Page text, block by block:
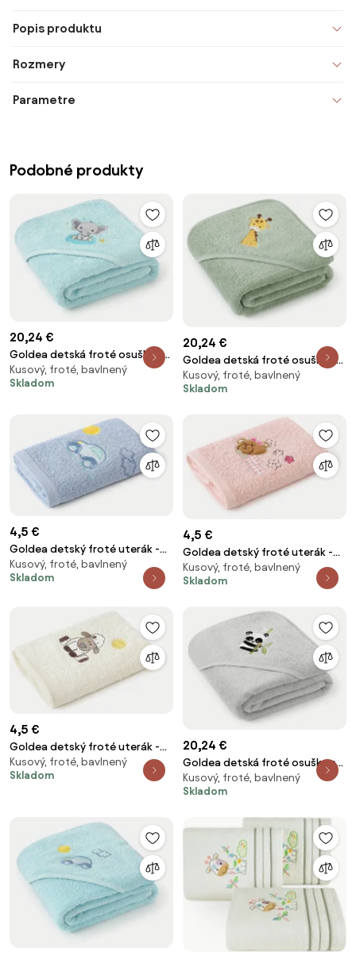
Popis produktu
Rozmery
Parametre
Podobné produkty
20,24 €
Goldea detská froté osuška s
kapucňou - sloník na modrej
100 x 100 cm
Kusový, froté, bavlnený
Skladom
20,24 €
Goldea detská froté osuška s
kapucňou - žirafa na šalvii 100 x
100 cm
Kusový, froté, bavlnený
Skladom
4,5 €
Goldea detský froté uterák -
autíčko na modrej 30 x 50 cm
Kusový, froté, bavlnený
Skladom
4,5 €
Goldea detský froté uterák -
medvedík na ružovej 30 x 50 cm
Kusový, froté, bavlnený
Skladom
4,5 €
Goldea detský froté uterák -
ovečka na smotanovej 30 x 50
cm
Kusový, froté, bavlnený
Skladom
20,24 €
Goldea detská froté osuška s
kapucňou - panda na svetlo
sivej 100 x 100 cm
Kusový, froté, bavlnený
Skladom